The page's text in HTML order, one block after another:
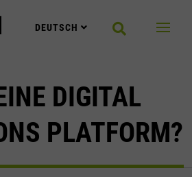
Zum Hauptinhalt springen
DEUTSCH
DIGITAL
PLATFORM?